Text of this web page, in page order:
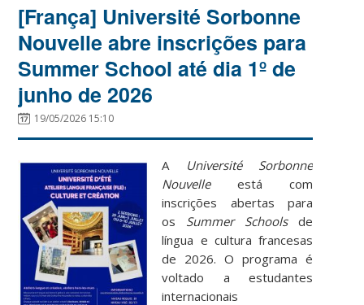
[França] Université Sorbonne
Nouvelle abre inscrições para
Summer School até dia 1º de
junho de 2026
19/05/2026 15:10
A
Université Sorbonne
Nouvelleestá com
inscrições abertas para
os Summer Schoolsde
língua e cultura francesas
de 2026. O programa é
voltado a estudantes
internacionais